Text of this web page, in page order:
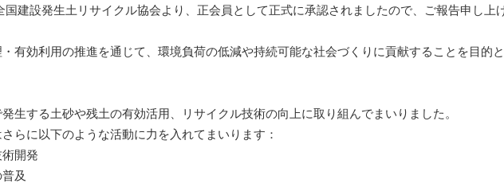
国建設発生土リサイクル協会より、正会員として正式に承認されましたので、ご報告申し上
有効利用の推進を通じて、環境負荷の低減や持続可能な社会づくりに貢献することを目的と
生する土砂や残土の有効活用、リサイクル技術の向上に取り組んでまいりました。
らに以下のような活動に力を入れてまいります：
開発
及